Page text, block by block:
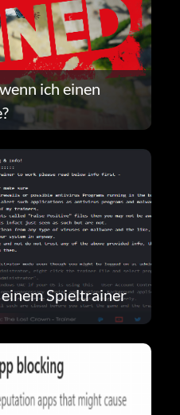
ich einen
Spieltrainer